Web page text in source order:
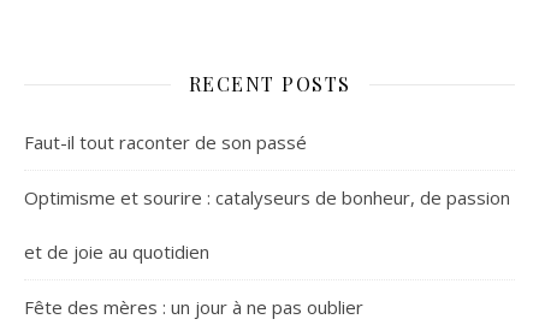
RECENT POSTS
Faut-il tout raconter de son passé
Optimisme et sourire : catalyseurs de bonheur, de passion
et de joie au quotidien
Fête des mères : un jour à ne pas oublier